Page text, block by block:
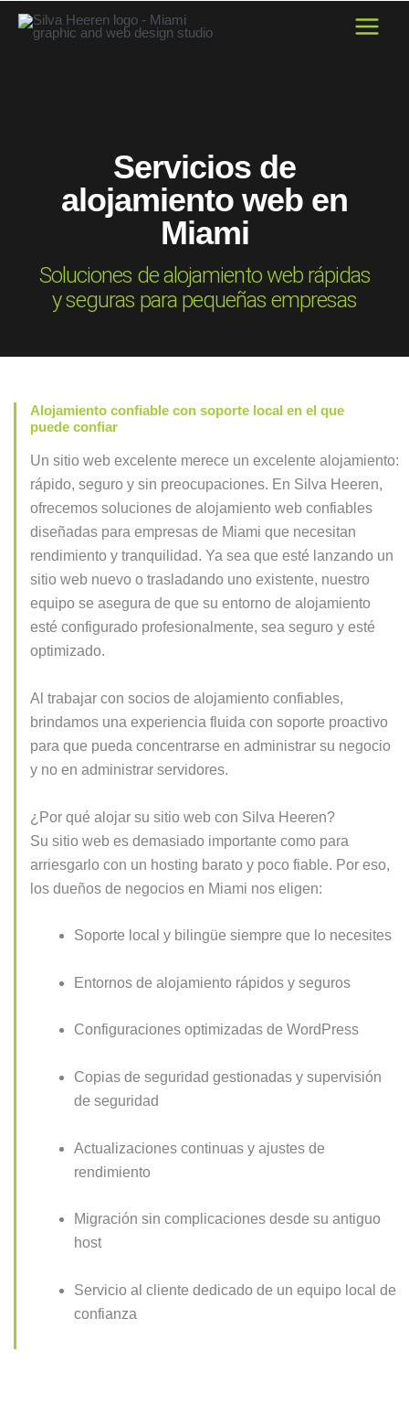
Servicios de
alojamiento web en
Miami
Soluciones de alojamiento web rápidas
y seguras para pequeñas empresas
Alojamiento confiable con soporte local en el que
puede confiar
Un sitio web excelente merece un excelente alojamiento:
rápido, seguro y sin preocupaciones. En Silva Heeren,
ofrecemos soluciones de alojamiento web confiables
diseñadas para empresas de Miami que necesitan
rendimiento y tranquilidad. Ya sea que esté lanzando un
sitio web nuevo o trasladando uno existente, nuestro
equipo se asegura de que su entorno de alojamiento
esté configurado profesionalmente, sea seguro y esté
optimizado.
Al trabajar con socios de alojamiento confiables,
brindamos una experiencia fluida con soporte proactivo
para que pueda concentrarse en administrar su negocio
y no en administrar servidores.
¿Por qué alojar su sitio web con Silva Heeren?
Su sitio web es demasiado importante como para
arriesgarlo con un hosting barato y poco fiable. Por eso,
los dueños de negocios en Miami nos eligen:
Soporte local y bilingüe siempre que lo necesites
Entornos de alojamiento rápidos y seguros
Configuraciones optimizadas de WordPress
Copias de seguridad gestionadas y supervisión
de seguridad
Actualizaciones continuas y ajustes de
rendimiento
Migración sin complicaciones desde su antiguo
host
Servicio al cliente dedicado de un equipo local de
confianza